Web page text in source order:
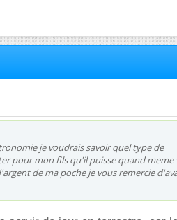
je voudrais savoir quel type de
pour mon fils qu'il puisse quand meme
de ma poche je vous remercie